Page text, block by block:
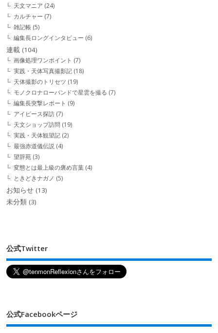
天文マニア (24)
カルチャー (7)
雑記帳 (5)
編集長ロングインタビュー (6)
連載 (104)
画像処理ワンポイント (7)
実践・天体写真撮影記 (18)
天体撮影のトリセツ (19)
モノクロナローバンドで星雲を撮る (7)
編集長突撃レポート (9)
アイピース探訪 (7)
天文ショップ訪問 (19)
実践・天体観望記 (2)
最強赤道儀伝説 (4)
望辞苑 (3)
変態とは最上級の褒め言葉 (4)
ときどきナガノ (5)
お知らせ (13)
未分類 (3)
公式Twitter
公式Facebookページ